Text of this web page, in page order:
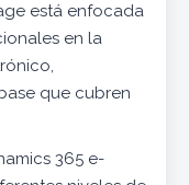
está enfocada
en la
que cubren
365 e-